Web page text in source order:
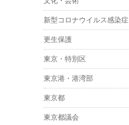
新型コロナウイルス感染症
更生保護
東京・特別区
東京港・港湾部
東京都
東京都議会